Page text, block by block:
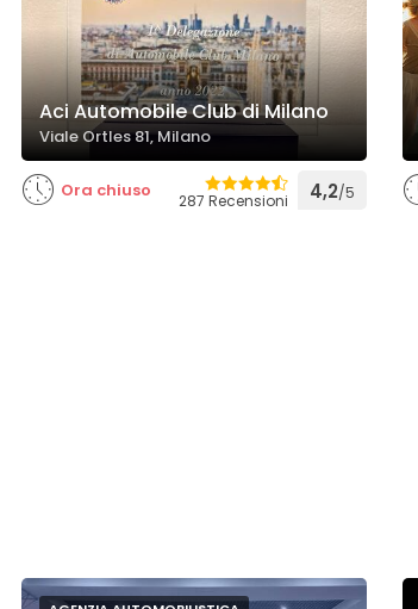
Aci Automobile Club di Milano
Viale Ortles 81, Milano
Ora chiuso 287 Recensioni 4,2/5